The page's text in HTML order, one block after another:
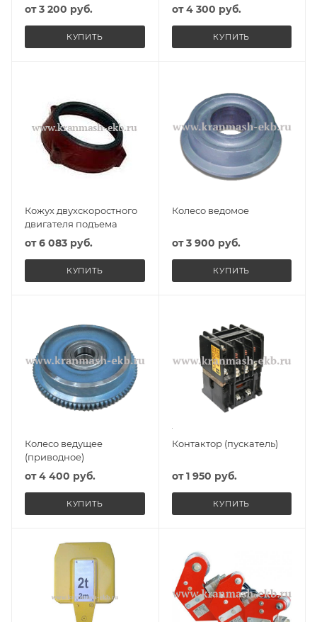
от3 200 руб.
КУПИТЬ
от4 300 руб.
КУПИТЬ
Кожух двухскоростного
двигателя подъема
от6 083 руб.
КУПИТЬ
Колесо ведомое
от3 900 руб.
КУПИТЬ
Колесо ведущее
(приводное)
от4 400 руб.
КУПИТЬ
Контактор (пускатель)
от1 950 руб.
КУПИТЬ